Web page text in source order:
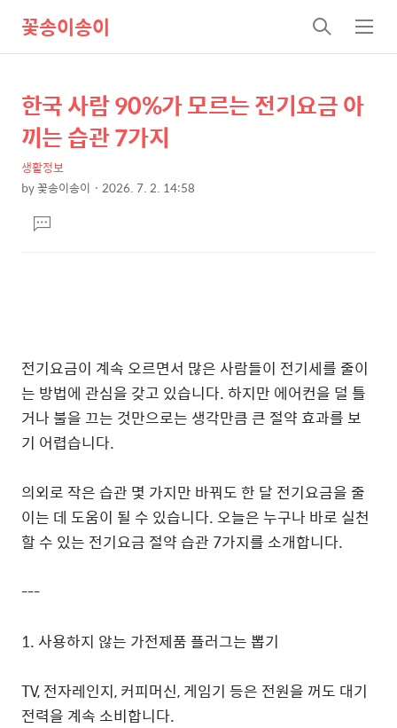
꽃송이송이
검
색
메
뉴
상
세
텐
본
문
제
목
한국 사람 90%가 모르는 전기요금 아
끼는 습관 7가지
생활정보
by꽃송이송이 2026. 7. 2. 14:58
문댓
글
전기요금이 계속 오르면서 많은 사람들이 전기세를 줄이
는 방법에 관심을 갖고 있습니다. 하지만 에어컨을 덜 틀
거나 불을 끄는 것만으로는 생각만큼 큰 절약 효과를 보
기 어렵습니다.
의외로 작은 습관 몇 가지만 바꿔도 한 달 전기요금을 줄
이는 데 도움이 될 수 있습니다. 오늘은 누구나 바로 실천
할 수 있는 전기요금 절약 습관 7가지를 소개합니다.
---
1. 사용하지 않는 가전제품 플러그는 뽑기
TV, 전자레인지, 커피머신, 게임기 등은 전원을 꺼도 대기
전력을 계속 소비합니다.